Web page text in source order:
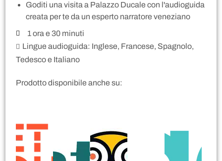
Goditi una visita a Palazzo Ducale con l'audioguida
creata per te da un esperto narratore veneziano
1 ora e 30 minuti
Lingue audioguida: Inglese, Francese, Spagnolo,
Tedesco e Italiano
Prodotto disponibile anche su: